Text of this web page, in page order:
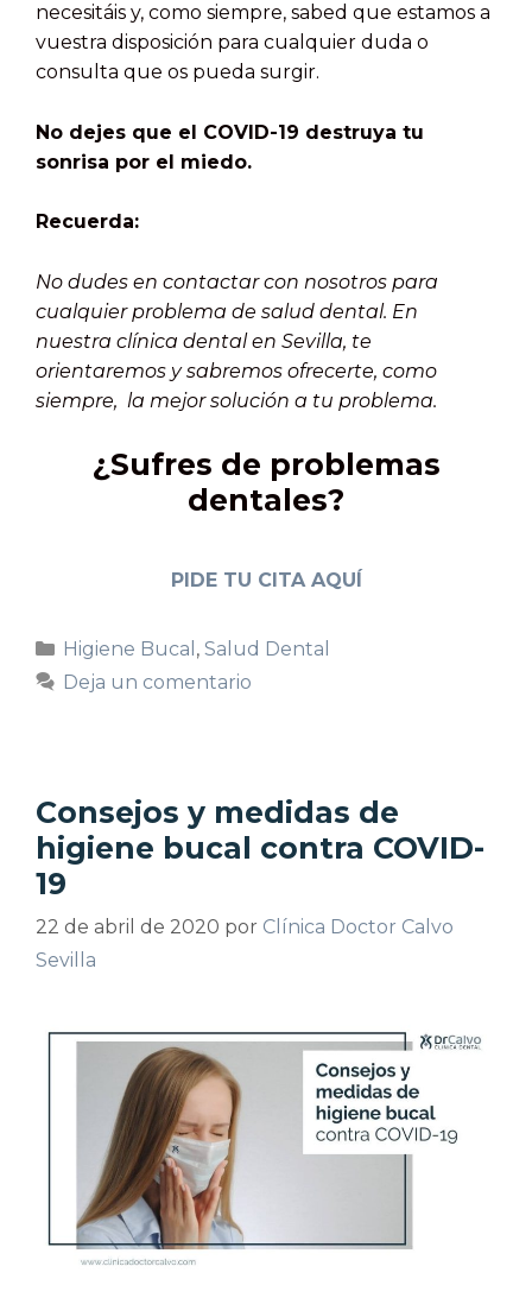
necesitáis y, como siempre, sabed que estamos a
vuestra disposición para cualquier duda o
consulta que os pueda surgir.
No dejes que el COVID-19 destruya tu
sonrisa por el miedo.
Recuerda:
No dudes en contactar con nosotros para
cualquier problema de salud dental. En
nuestra clínica dental en Sevilla, te
orientaremos y sabremos ofrecerte, como
siempre, la mejor solución a tu problema.
¿Sufres de problemas
dentales?
PIDE TU CITA AQUÍ
Higiene Bucal , Salud Dental
Deja un comentario
Consejos y medidas de
higiene bucal contra COVID-
19
22 de abril de 2020 por Clínica Doctor Calvo
Sevilla